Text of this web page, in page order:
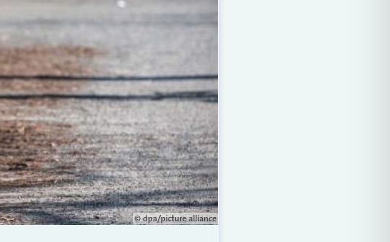
© dpa/picture alliance